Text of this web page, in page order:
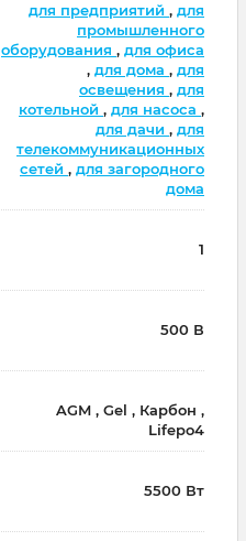
для предприятий , для
промышленного
оборудования , для офиса
, для дома , для
освещения , для
котельной , для насоса ,
для дачи , для
телекоммуникационных
сетей , для загородного
дома
1
500 В
AGM , Gel , Карбон ,
Lifepo4
5500 Вт